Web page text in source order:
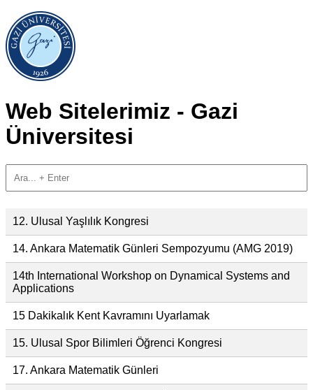
Web Sitelerimiz - Gazi
Üniversitesi
12. Ulusal Yaşlılık Kongresi
14. Ankara Matematik Günleri Sempozyumu (AMG 2019)
14th International Workshop on Dynamical Systems and
Applications
15 Dakikalık Kent Kavramını Uyarlamak
15. Ulusal Spor Bilimleri Öğrenci Kongresi
17. Ankara Matematik Günleri